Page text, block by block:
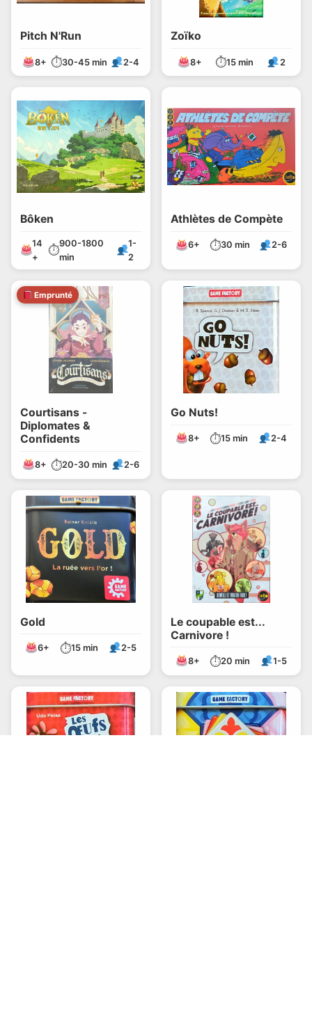
Pitch N'Run
8+ ⏱30-45 min 2-4
Zoïko
8+ ⏱15 min 2
Bôken
14
+
⏱900-1800
min
1-
2
Athlètes de Compète
6+ ⏱30 min 2-6
Emprunté
Courtisans -
Diplomates &
Confidents
8+ ⏱20-30 min 2-6
Go Nuts!
8+ ⏱15 min 2-4
Gold
6+ ⏱15 min 2-5
Le coupable est...
Carnivore !
8+ ⏱20 min 1-5